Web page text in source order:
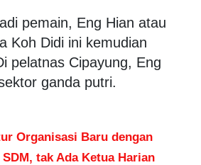
pemain, Eng Hian atau
Koh Didi ini kemudian
pelatnas Cipayung, Eng
ganda putri.
Organisasi Baru dengan
tak Ada Ketua Harian